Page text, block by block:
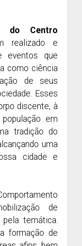
do Centro
realizado e
eventos que
como ciência
de seus
Esses
discente, à
em
tradição do
uma
cidade e
de
temática.
formação de